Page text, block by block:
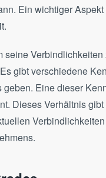
Ein wichtiger
seine
gibt verschiedene
Eine dieser
Dieses Verhältnis